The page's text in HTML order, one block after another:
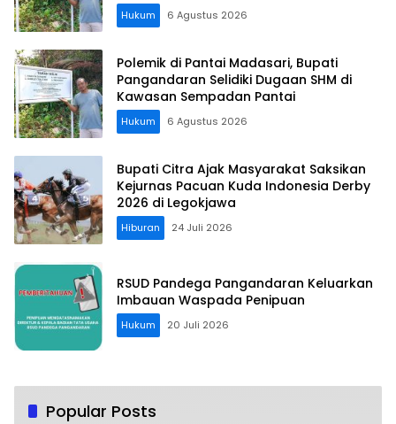
Hukum 6 Agustus 2026
Polemik di Pantai Madasari, Bupati
Pangandaran Selidiki Dugaan SHM di
Kawasan Sempadan Pantai
Hukum 6 Agustus 2026
Bupati Citra Ajak Masyarakat Saksikan
Kejurnas Pacuan Kuda Indonesia Derby
2026 di Legokjawa
Hiburan 24 Juli 2026
RSUD Pandega Pangandaran Keluarkan
Imbauan Waspada Penipuan
Hukum 20 Juli 2026
Popular Posts